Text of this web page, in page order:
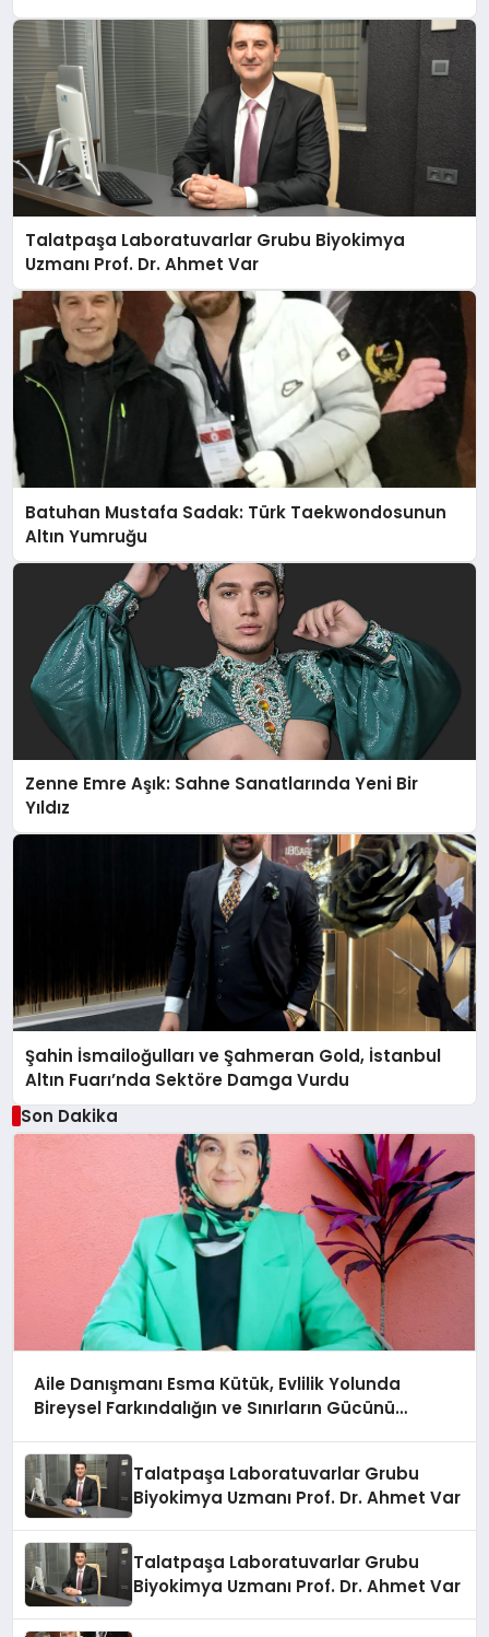
Talatpaşa Laboratuvarlar Grubu Biyokimya
Uzmanı Prof. Dr. Ahmet Var
Batuhan Mustafa Sadak: Türk Taekwondosunun
Altın Yumruğu
Zenne Emre Aşık: Sahne Sanatlarında Yeni Bir
Yıldız
Şahin İsmailoğulları ve Şahmeran Gold, İstanbul
Altın Fuarı’nda Sektöre Damga Vurdu
Son Dakika
Aile Danışmanı Esma Kütük, Evlilik Yolunda
Bireysel Farkındalığın ve Sınırların Gücünü
Talatpaşa Laboratuvarlar Grubu
Biyokimya Uzmanı Prof. Dr. Ahmet Var
Talatpaşa Laboratuvarlar Grubu
Biyokimya Uzmanı Prof. Dr. Ahmet Var